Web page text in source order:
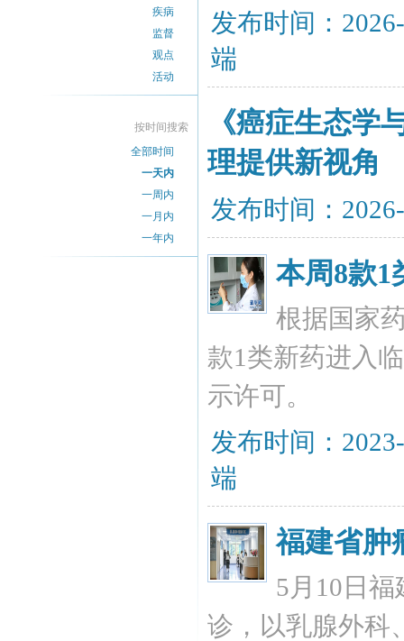
疾病
监督
观点
活动
按时间搜索
全部时间
一天内
一周内
一月内
一年内
发布时间：
端
《癌症生态学
理提供新视角
发布时间：
本周8款1
根据国家
款1类新药进入
示许可。
发布时间：
端
福建省肿
5月10日
诊，以乳腺外科